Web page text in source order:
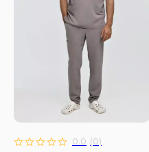
0.0 (0)